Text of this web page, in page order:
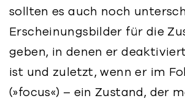
sollten es auch noch
Erscheinungsbilder für die
geben, in denen er
ist und zuletzt, wenn er im
(»focus«) – ein Zustand, der